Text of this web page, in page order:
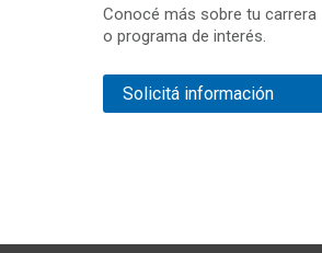
Conocé más sobre tu carrera
o programa de interés.
Solicitá información